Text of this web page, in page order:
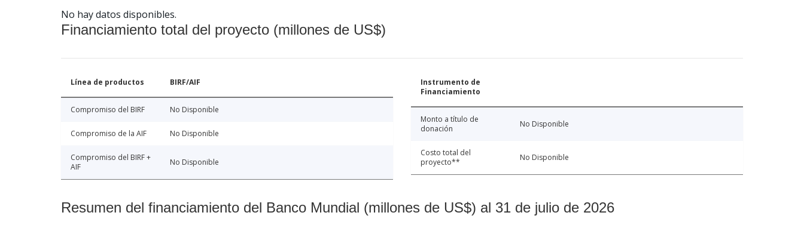
No hay datos disponibles.
Financiamiento total del proyecto (millones de US$)
Línea de productos BIRF/AIF
Compromiso del BIRF No Disponible
Compromiso de la AIF No Disponible
Compromiso del BIRF +
AIF
No Disponible
Instrumento de
Financiamiento
Monto a título de
donación
No Disponible
Costo total del
proyecto**
No Disponible
Resumen del financiamiento del Banco Mundial (millones de US$) al 31 de julio de 2026